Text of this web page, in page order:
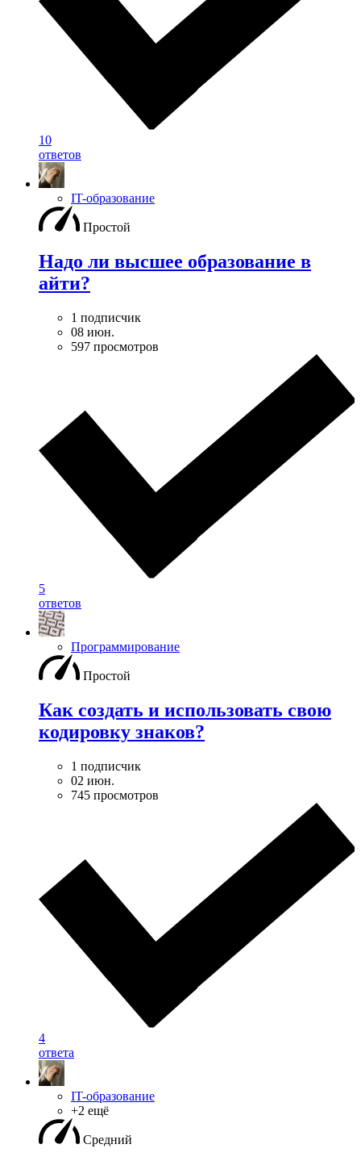
10
ответов
IT-образование
Простой
Надо ли высшее образование в
айти?
1 подписчик
08 июн.
597 просмотров
5
ответов
Программирование
Простой
Как создать и использовать свою
кодировку знаков?
1 подписчик
02 июн.
745 просмотров
4
ответа
IT-образование
+2 ещё
Средний